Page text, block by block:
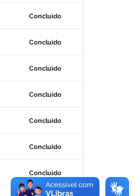
Concluído
Concluído
Concluído
Concluído
Concluído
Concluído
Concluído